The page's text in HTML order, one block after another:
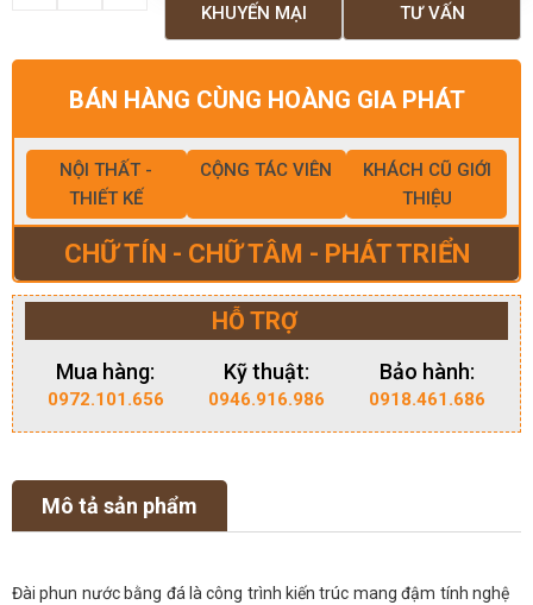
TƯ VẤN
KHUYẾN MẠI
BÁN HÀNG CÙNG HOÀNG GIA PHÁT
NỘI THẤT -
THIẾT KẾ
CỘNG TÁC VIÊN
KHÁCH CŨ GIỚI
THIỆU
CHỮ TÍN - CHỮ TÂM - PHÁT TRIỂN
HỖ TRỢ
Mua hàng:
0972.101.656
Kỹ thuật:
0946.916.986
Bảo hành:
0918.461.686
Mô tả sản phẩm
Đài phun nước bằng đá là công trình kiến trúc mang đậm tính nghệ